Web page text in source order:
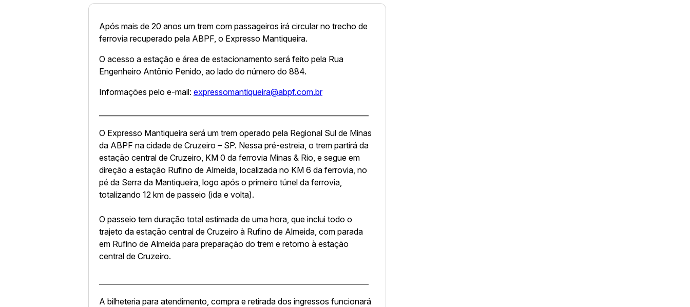
Após mais de 20 anos um trem com passageiros irá circular no trecho de
ferrovia recuperado pela ABPF, o Expresso Mantiqueira.
O acesso a estação e área de estacionamento será feito pela Rua
Engenheiro Antônio Penido, ao lado do número do 884.
Informações pelo e-mail: expressomantiqueira@abpf.com.br
O Expresso Mantiqueira será um trem operado pela Regional Sul de Minas
da ABPF na cidade de Cruzeiro – SP. Nessa pré-estreia, o trem partirá da
estação central de Cruzeiro, KM 0 da ferrovia Minas & Rio, e segue em
direção a estação Rufino de Almeida, localizada no KM 6 da ferrovia, no
pé da Serra da Mantiqueira, logo após o primeiro túnel da ferrovia,
totalizando 12 km de passeio (ida e volta).
O passeio tem duração total estimada de uma hora, que inclui todo o
trajeto da estação central de Cruzeiro à Rufino de Almeida, com parada
em Rufino de Almeida para preparação do trem e retorno à estação
central de Cruzeiro.
A bilheteria para atendimento, compra e retirada dos ingressos funcionará